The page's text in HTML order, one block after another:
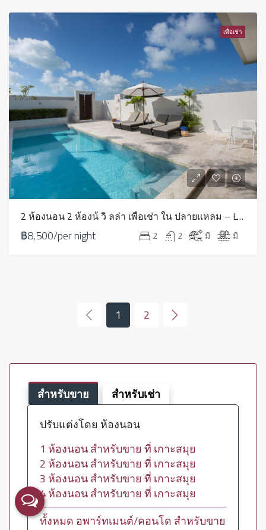
เพื่อเช่า
2 ห้องนอน 2 ห้องน้ วิ ลล่า เพื่อเช่า ใน ปลายแหลม – LV0058
฿8,500/per night 2 2 มี มี
1 2
สำหรับขาย
สำหรับเช่า
ปรับแต่งโดย ห้องนอน
1 ห้องนอน สำหรับขาย ที่ เกาะสมุย
2 ห้องนอน สำหรับขาย ที่ เกาะสมุย
3 ห้องนอน สำหรับขาย ที่ เกาะสมุย
4 ห้องนอน สำหรับขาย ที่ เกาะสมุย
ทั้งหมด อพาร์ทเมนต์/คอนโด สำหรับขาย